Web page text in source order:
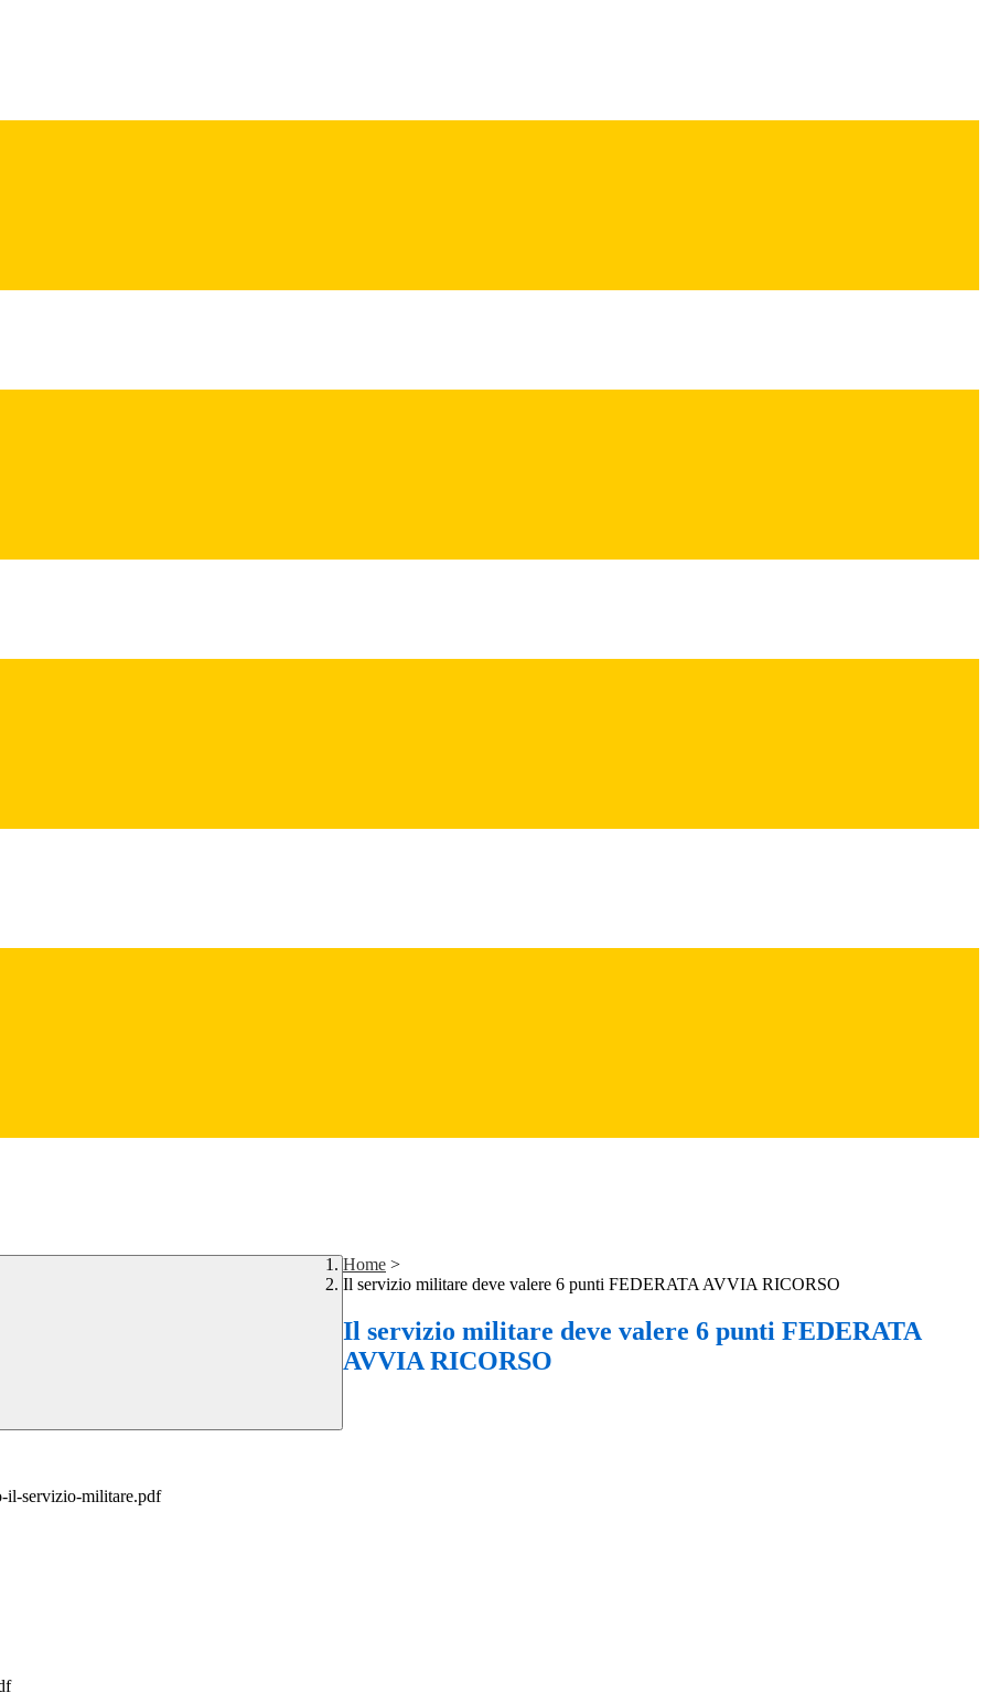
Home >
Il servizio militare deve valere 6 punti FEDERATA AVVIA RICORSO
Il servizio militare deve valere 6 punti FEDERATA
AVVIA RICORSO
il-servizio-militare.pdf